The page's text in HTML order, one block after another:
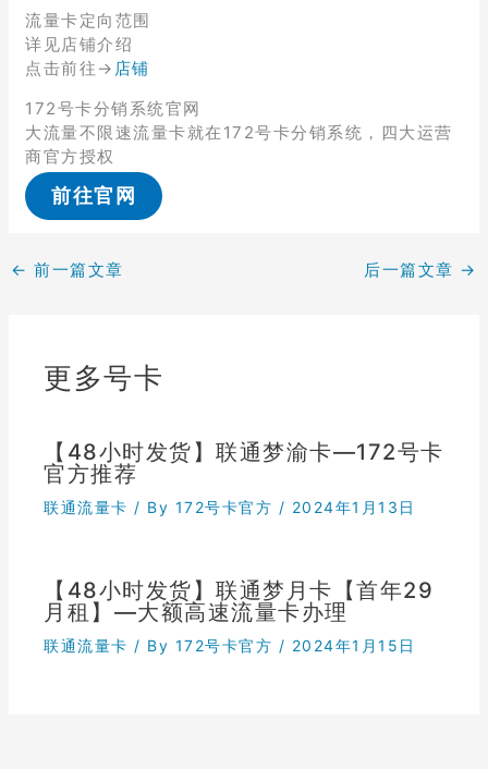
流量卡定向范围
详见店铺介绍
点击前往→ 店铺
172号卡分销系统官网
大流量不限速流量卡就在172号卡分销系统，四大运营
商官方授权
前往官网
← 前一篇文章 后一篇文章 →
更多号卡
【48小时发货】联通梦渝卡—172号卡
官方推荐
联通流量卡 / By 172号卡官方 / 2024年1月13日
【48小时发货】联通梦月卡【首年29
月租】—大额高速流量卡办理
联通流量卡 / By 172号卡官方 / 2024年1月15日